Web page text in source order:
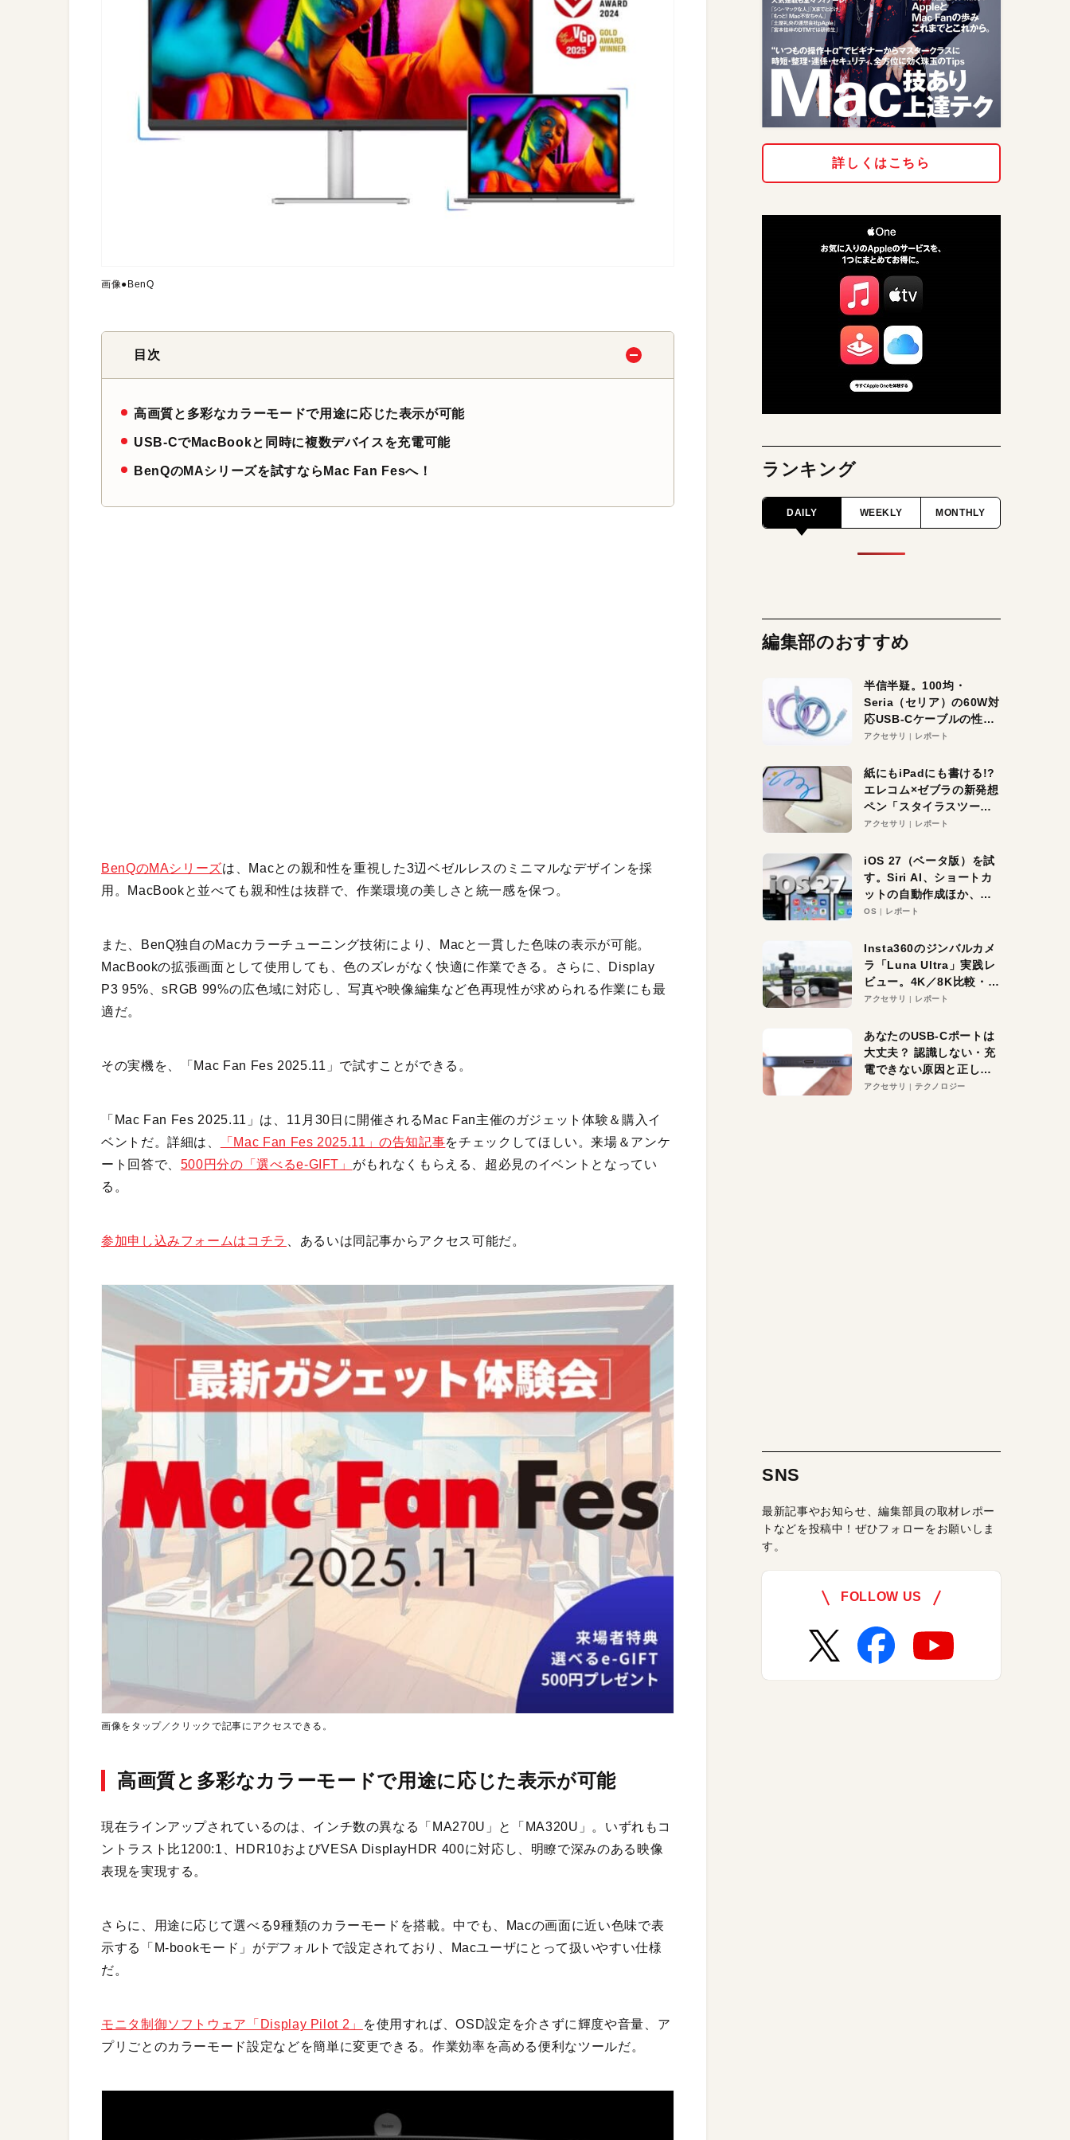
画像●BenQ
目次
高画質と多彩なカラーモードで用途に応じた表示が可能
USB-CでMacBookと同時に複数デバイスを充電可能
BenQのMAシリーズを試すならMac Fan Fesへ！
BenQのMAシリーズは、Macとの親和性を重視した3辺ベゼルレスのミニマルなデザインを採
用。MacBookと並べても親和性は抜群で、作業環境の美しさと統一感を保つ。
また、BenQ独自のMacカラーチューニング技術により、Macと一貫した色味の表示が可能。
MacBookの拡張画面として使用しても、色のズレがなく快適に作業できる。さらに、Display
P3 95%、sRGB 99%の広色域に対応し、写真や映像編集など色再現性が求められる作業にも最
適だ。
その実機を、「Mac Fan Fes 2025.11」で試すことができる。
「Mac Fan Fes 2025.11」は、11月30日に開催されるMac Fan主催のガジェット体験＆購入イ
ベントだ。詳細は、
「Mac Fan Fes 2025.11」の告知記事をチェックしてほしい。来場＆アンケ
ート回答で、 500円分の「選べるe-GIFT」 がもれなくもらえる、超必見のイベントとなってい
る。
参加申し込みフォームはコチラ 、あるいは同記事からアクセス可能だ。
画像をタップ／クリックで記事にアクセスできる。
高画質と多彩なカラーモードで用途に応じた表示が可能
現在ラインアップされているのは、インチ数の異なる「MA270U」と「MA320U」。いずれもコ
ントラスト比1200:1、HDR10およびVESA DisplayHDR 400に対応し、明瞭で深みのある映像
表現を実現する。
さらに、用途に応じて選べる9種類のカラーモードを搭載。中でも、Macの画面に近い色味で表
示する「M-bookモード」がデフォルトで設定されており、Macユーザにとって扱いやすい仕様
だ。
モニタ制御ソフトウェア「Display Pilot 2」
を使用すれば、OSD設定を介さずに輝度や音量、ア
プリごとのカラーモード設定などを簡単に変更できる。作業効率を高める便利なツールだ。
詳しくはこちら
ランキング
DAILY WEEKLY MONTHLY
編集部のおすすめ
半信半疑。100均・
Seria（セリア）の60W対
応USB-Cケーブルの性能
を検証。超コスパの1本を
アクセサリ レポート
紙にもiPadにも書ける!?
エレコム×ゼブラの新発想
ペン「スタイラスツーウ
ェイ」レビュー。持ち替
アクセサリ レポート
iOS 27（ベータ版）を試
す。Siri AI、ショートカ
ットの自動作成ほか、期
待大の便利機能5選。
る未来はすぐそこ！
OS レポート
Insta360のジンバルカメ
ラ「Luna Ultra」実践レ
ビュー。4K／8K比較・ズ
ーム・夜間撮影をチェッ
アクセサリ レポート
あなたのUSB-Cポートは
大丈夫？ 認識しない・充
電できない原因と正しい
対策
アクセサリ テクノロジー
SNS
最新記事やお知らせ、編集部員の取材レポー
トなどを投稿中！ぜひフォローをお願いしま
す。
FOLLOW US